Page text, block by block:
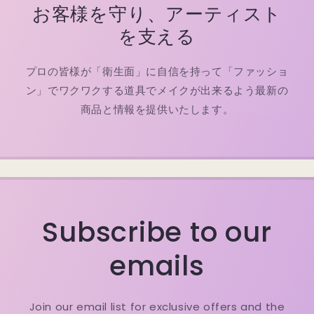
お客様を守り、アーティスト
を支える
プロの皆様が「衛生面」に自信を持って「ファッショ
ン」でワクワクする道具でメイクが出来るよう最新の
商品と情報を提供いたします。
Subscribe to our
emails
Join our email list for exclusive offers and the